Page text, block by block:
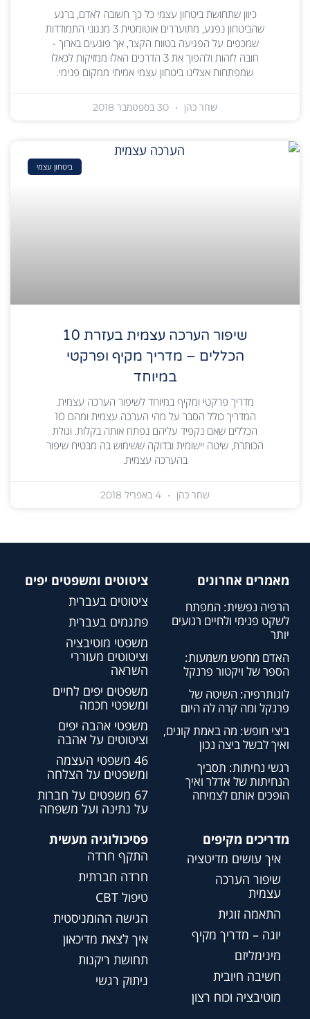
כיוון שתחושת ביטחון עצמי כל כך חשובה לאדם, ברגע
שהביטחון נפגע, מתועררים אוטומטית 3 מנגוני התמודדות
שמכפים על הפגיעה בטווח הקצר, אך פוגעים בארוך -
חובה לזהות ולהפוך את 3 הדרכים האלו ממזיקות לכאלו
שמפתחות אצלינו ביטחון עצמי אמיתי ממקום פנימי.
שחר כהן
ביטחון עצמי
שיפור הערכה עצמית בעזרת 10
הכללים – מדריך מקיף ופרקטי
במיוחד
מדריך פרקטי ומקיף במיוחד לשיפור הערכה עצמית.
המדריך כולל הסבר על מהי הערכה עצמית ומהם 10
הכללים שאם נקפיד עליהם נפתח אותה בקלות. וגולת
הכותרת, שיטה יישומית ובדוקה ששימוש בה מבטיח שיפור
בהערכה עצמית.
שחר כהן
מאמרים אחרונים
הרפיה נפשית: המפתח
לשקט פנימי ולחיים רגועים
יותר
האדם מחפש משמעות:
הספר של ויקטור פרנקל
לוגותרפיה: השיטה של
פרנקל ומה קרה לה היום
ביצי חופש: מה באמת קונים,
ואיך לבשל ביצה נכון
רגשי נחיתות: תסביך
הנחיתות של אדלר ואיך
הופכים אותם לצמיחה
ציטוטים ומשפטים יפים
ציטוטים בעברית
פתגמים בעברית
משפטי מוטיבציה
וציטוטים מעוררי
השראה
משפטים יפים לחיים
ומשפטי חכמה
משפטי אהבה יפים
וציטוטים על אהבה
46 משפטי העצמה
ומשפטים על הצלחה
67 משפטים על חברות
על נתינה ועל משפחה
מדריכים מקיפים
איך עושים מדיטציה
שיפור הערכה
עצמית
התאמה זוגית
יוגה – מדריך מקיף
מינימליזם
חשיבה חיובית
מוטיבציה וכוח רצון
פסיכולוגיה מעשית
התקף חרדה
חרדה חברתית
טיפול CBT
הגישה ההומניסטית
איך לצאת מדיכאון
תחושת ריקנות
ניתוק רגשי